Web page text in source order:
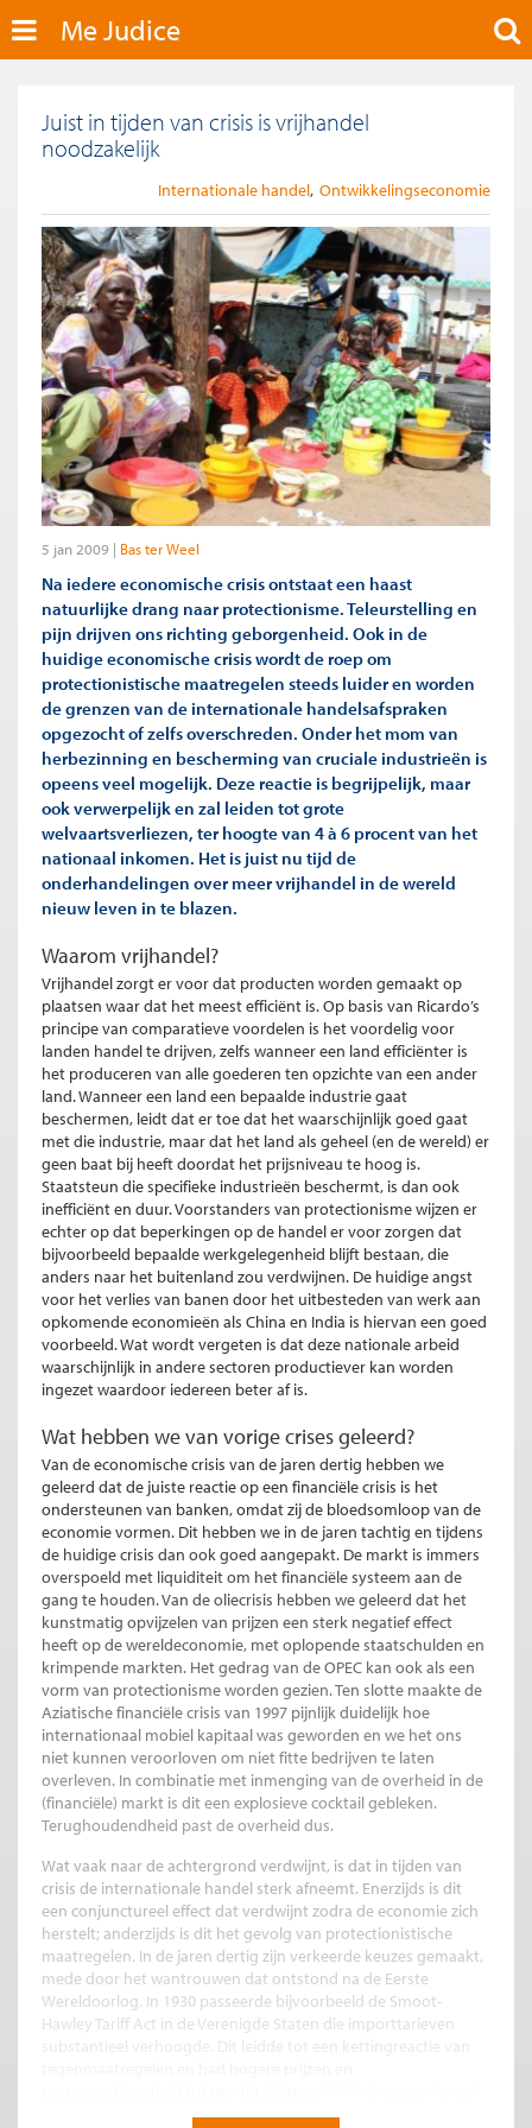
Me Judice
Juist in tijden van crisis is vrijhandel
noodzakelijk
Internationale handel Ontwikkelingseconomie
5 jan 2009 Bas ter Weel
Na iedere economische crisis ontstaat een haast
natuurlijke drang naar protectionisme. Teleurstelling en
pijn drijven ons richting geborgenheid. Ook in de
huidige economische crisis wordt de roep om
protectionistische maatregelen steeds luider en worden
de grenzen van de internationale handelsafspraken
opgezocht of zelfs overschreden. Onder het mom van
herbezinning en bescherming van cruciale industrieën is
opeens veel mogelijk. Deze reactie is begrijpelijk, maar
ook verwerpelijk en zal leiden tot grote
welvaartsverliezen, ter hoogte van 4 à 6 procent van het
nationaal inkomen. Het is juist nu tijd de
onderhandelingen over meer vrijhandel in de wereld
nieuw leven in te blazen.
Waarom vrijhandel?
Vrijhandel zorgt er voor dat producten worden gemaakt op
plaatsen waar dat het meest efficiënt is. Op basis van Ricardo’s
principe van comparatieve voordelen is het voordelig voor
landen handel te drijven, zelfs wanneer een land efficiënter is
het produceren van alle goederen ten opzichte van een ander
land. Wanneer een land een bepaalde industrie gaat
beschermen, leidt dat er toe dat het waarschijnlijk goed gaat
met die industrie, maar dat het land als geheel (en de wereld) er
geen baat bij heeft doordat het prijsniveau te hoog is.
Staatsteun die specifieke industrieën beschermt, is dan ook
inefficiënt en duur. Voorstanders van protectionisme wijzen er
echter op dat beperkingen op de handel er voor zorgen dat
bijvoorbeeld bepaalde werkgelegenheid blijft bestaan, die
anders naar het buitenland zou verdwijnen. De huidige angst
voor het verlies van banen door het uitbesteden van werk aan
opkomende economieën als China en India is hiervan een goed
voorbeeld. Wat wordt vergeten is dat deze nationale arbeid
waarschijnlijk in andere sectoren productiever kan worden
ingezet waardoor iedereen beter af is.
Wat hebben we van vorige crises geleerd?
Van de economische crisis van de jaren dertig hebben we
geleerd dat de juiste reactie op een financiële crisis is het
ondersteunen van banken, omdat zij de bloedsomloop van de
economie vormen. Dit hebben we in de jaren tachtig en tijdens
de huidige crisis dan ook goed aangepakt. De markt is immers
overspoeld met liquiditeit om het financiële systeem aan de
gang te houden. Van de oliecrisis hebben we geleerd dat het
kunstmatig opvijzelen van prijzen een sterk negatief effect
heeft op de wereldeconomie, met oplopende staatschulden en
krimpende markten. Het gedrag van de OPEC kan ook als een
vorm van protectionisme worden gezien. Ten slotte maakte de
Aziatische financiële crisis van 1997 pijnlijk duidelijk hoe
internationaal mobiel kapitaal was geworden en we het ons
niet kunnen veroorloven om niet fitte bedrijven te laten
overleven. In combinatie met inmenging van de overheid in de
(financiële) markt is dit een explosieve cocktail gebleken.
Terughoudendheid past de overheid dus.
Wat vaak naar de achtergrond verdwijnt, is dat in tijden van
crisis de internationale handel sterk afneemt. Enerzijds is dit
een conjunctureel effect dat verdwijnt zodra de economie zich
herstelt; anderzijds is dit het gevolg van protectionistische
maatregelen. In de jaren dertig zijn verkeerde keuzes gemaakt,
mede door het wantrouwen dat ontstond na de Eerste
Wereldoorlog. In 1930 passeerde bijvoorbeeld de Smoot-
Hawley Tariff Act in de Verenigde Staten die importtarieven
was het protectionisme zelfs de opmaat tot de Tweede